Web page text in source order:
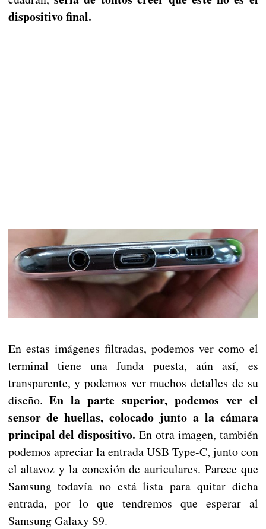
dispositivo final.
En estas imágenes filtradas, podemos ver como el
terminal tiene una funda puesta, aún así, es
transparente, y podemos ver muchos detalles de su
diseño. En la parte superior, podemos ver el
sensor de huellas, colocado junto a la cámara
principal del dispositivo. En otra imagen, también
podemos apreciar la entrada USB Type-C, junto con
el altavoz y la conexión de auriculares. Parece que
Samsung todavía no está lista para quitar dicha
entrada, por lo que tendremos que esperar al
Samsung Galaxy S9.